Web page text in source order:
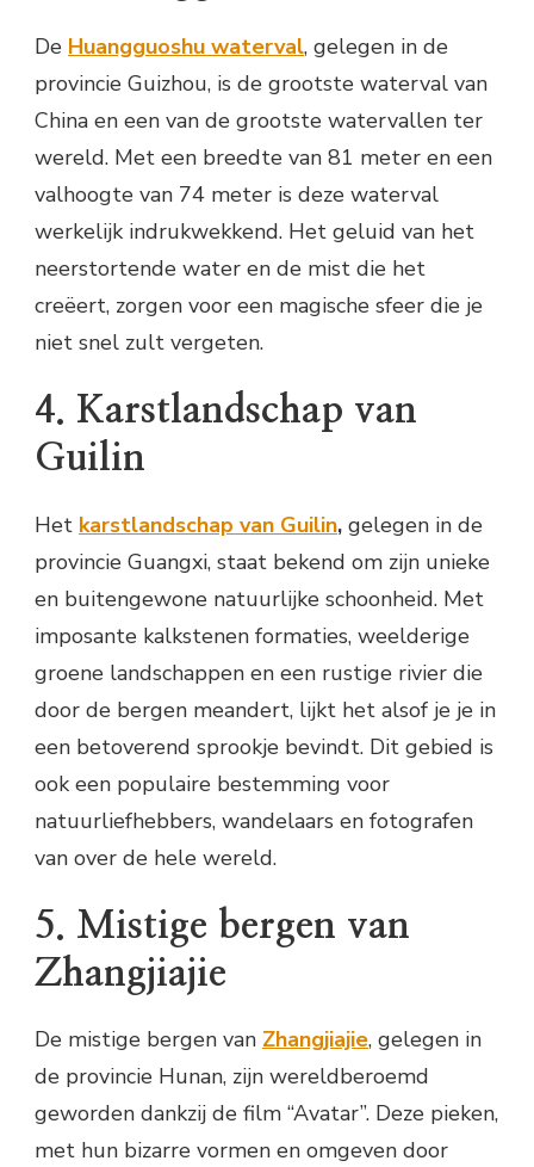
De Huangguoshu waterval, gelegen in de
provincie Guizhou, is de grootste waterval van
China en een van de grootste watervallen ter
wereld. Met een breedte van 81 meter en een
valhoogte van 74 meter is deze waterval
werkelijk indrukwekkend. Het geluid van het
neerstortende water en de mist die het
creëert, zorgen voor een magische sfeer die je
niet snel zult vergeten.
4. Karstlandschap van
Guilin
Het karstlandschap van Guilin, gelegen in de
provincie Guangxi, staat bekend om zijn unieke
en buitengewone natuurlijke schoonheid. Met
imposante kalkstenen formaties, weelderige
groene landschappen en een rustige rivier die
door de bergen meandert, lijkt het alsof je je in
een betoverend sprookje bevindt. Dit gebied is
ook een populaire bestemming voor
natuurliefhebbers, wandelaars en fotografen
van over de hele wereld.
5. Mistige bergen van
Zhangjiajie
De mistige bergen van Zhangjiajie, gelegen in
de provincie Hunan, zijn wereldberoemd
geworden dankzij de film “Avatar”. Deze pieken,
met hun bizarre vormen en omgeven door